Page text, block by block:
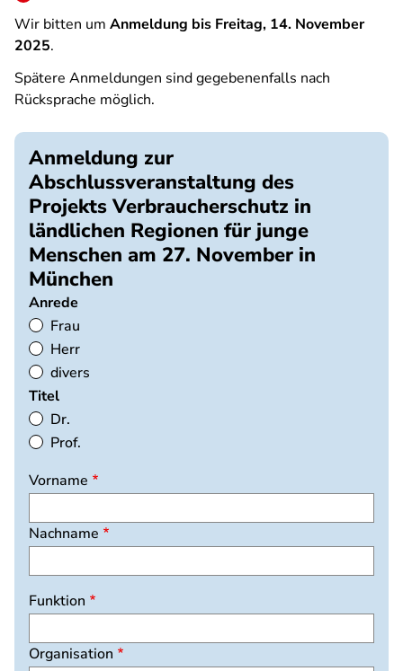
Wir bitten um Anmeldung bis Freitag, 14. November
2025.
Spätere Anmeldungen sind gegebenenfalls nach
Rücksprache möglich.
Anmeldung zur
Abschlussveranstaltung des
Projekts Verbraucherschutz in
ländlichen Regionen für junge
Menschen am 27. November in
München
Anrede
Frau
Herr
divers
Titel
Dr.
Prof.
Vorname
Nachname
Funktion
Organisation